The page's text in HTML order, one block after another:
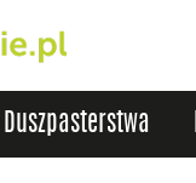
Duszpasterstwa